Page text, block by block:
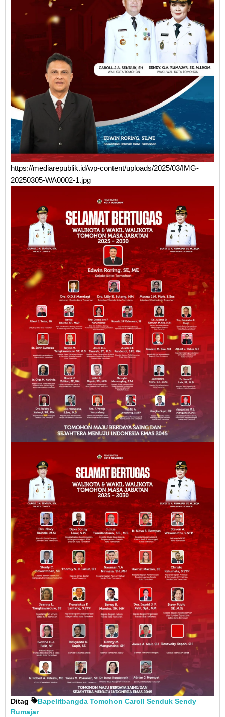
https://mediarepublik.id/wp-content/uploads/2025/03/IMG-
20250305-WA0002-1.jpg
Ditag Bapelitbangda Tomohon Caroll Senduk Sendy
Rumajar